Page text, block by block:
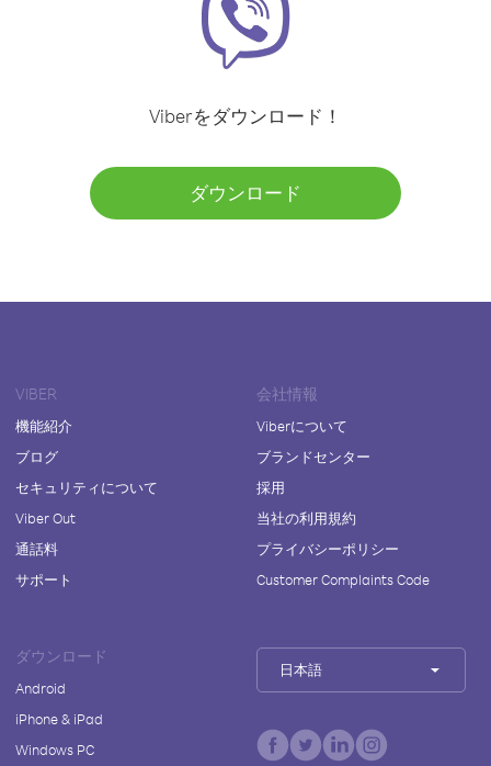
Viberをダウンロード！
ダウンロード
VIBER
機能紹介
ブログ
セキュリティについて
Viber Out
通話料
サポート
会社情報
Viberについて
ブランドセンター
採用
当社の利用規約
プライバシーポリシー
Customer Complaints Code
ダウンロード
Android
iPhone & iPad
Windows PC
日本語